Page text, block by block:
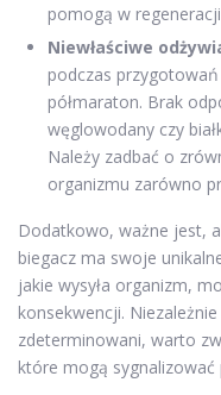
pomogą w
Niewłaściwe
podczas
półmaraton. Brak
węglowodany czy
Należy zadbać o
organizmu zarówno
Dodatkowo, ważne jest,
biegacz ma swoje
jakie wysyła organizm,
konsekwencji.
zdeterminowani, warto
które mogą